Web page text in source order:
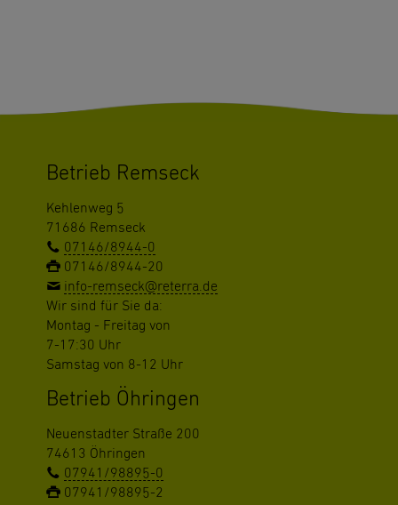
Betrieb Remseck
Kehlenweg 5
71686 Remseck
07146/8944-0
07146/8944-20
info-remseck@reterra.de
Wir sind für Sie da:
Montag - Freitag von
7-17:30 Uhr
Samstag von 8-12 Uhr
Betrieb Öhringen
Neuenstadter Straße 200
74613 Öhringen
07941/98895-0
07941/98895-2